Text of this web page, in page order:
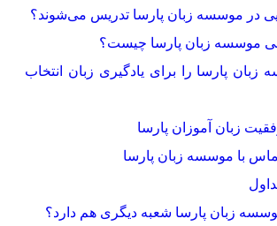
در موسسه زبان پارسا تدریس می‌شوند؟
موسسه زبان پارسا چیست؟
زبان پارسا را برای یادگیری زبان انتخاب
زبان آموزان پارسا
با موسسه زبان پارسا
موسسه زبان پارسا شعبه دیگری هم دارد؟